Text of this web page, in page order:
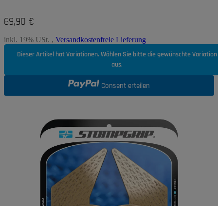
69,90 €
inkl. 19% USt. , Versandkostenfreie Lieferung
Dieser Artikel hat Variationen. Wählen Sie bitte die gewünschte Variation
aus.
Consent erteilen